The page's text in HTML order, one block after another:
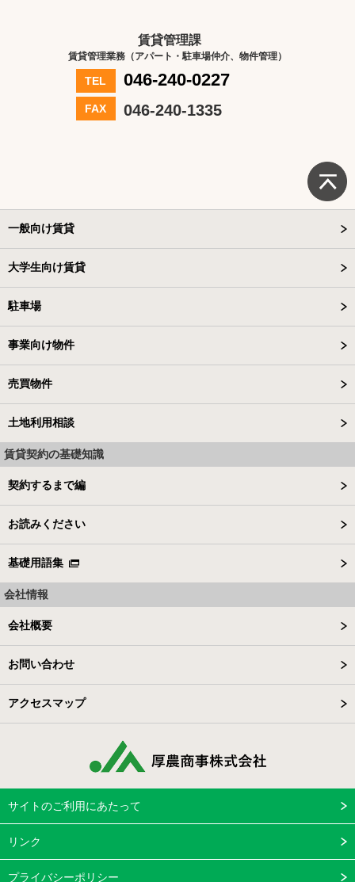
賃貸管理課
賃貸管理業務（アパート・駐車場仲介、物件管理）
TEL 046-240-0227
FAX 046-240-1335
一般向け賃貸
大学生向け賃貸
駐車場
事業向け物件
売買物件
土地利用相談
賃貸契約の基礎知識
契約するまで編
お読みください
基礎用語集
会社情報
会社概要
お問い合わせ
アクセスマップ
サイトのご利用にあたって
リンク
プライバシーポリシー